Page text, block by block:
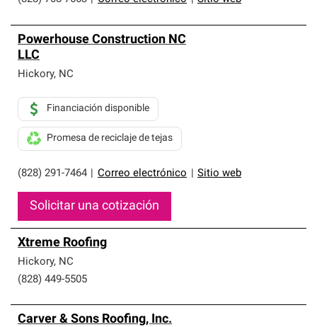
Powerhouse Construction NC
LLC
Hickory, NC
(828) 291-7464 Correo electrónico Sitio web
Financiación disponible
Promesa de reciclaje de tejas
Solicitar una cotización
Xtreme Roofing
Hickory, NC
(828) 449-5505
Carver & Sons Roofing, Inc.